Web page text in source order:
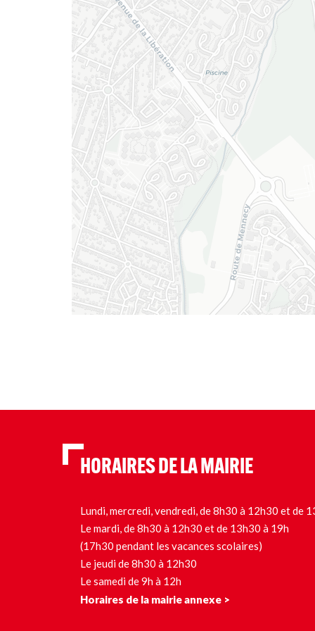
HORAIRES DE LA MAIRIE
Lundi, mercredi, vendredi, de 8h30 à 12h30 et de
Le mardi, de 8h30 à 12h30 et de 13h30 à 19h
(17h30 pendant les vacances scolaires)
Le jeudi de 8h30 à 12h30
Le samedi de 9h à 12h
Horaires de la mairie annexe >